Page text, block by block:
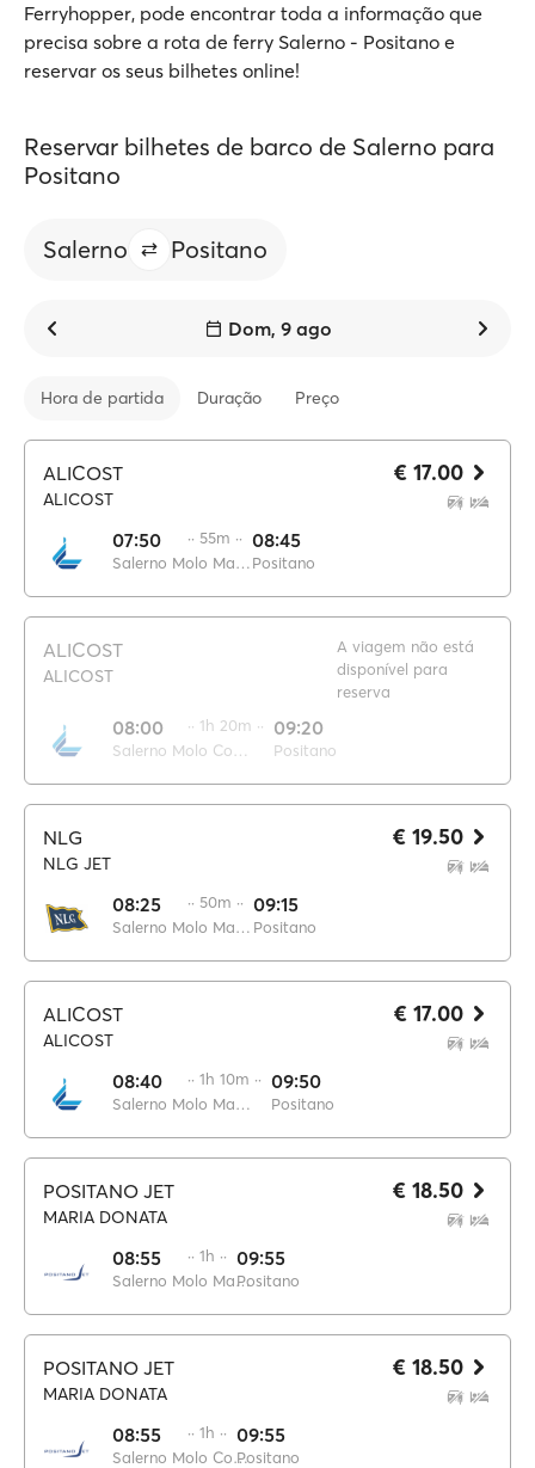
Ferryhopper, pode encontrar toda a informação que
precisa sobre a rota de ferry Salerno - Positano e
reservar os seus bilhetes online!
Reservar bilhetes de barco de Salerno para
Positano
Salerno Positano
Dom, 9 ago
Hora de partida Duração Preço
ALICOST
ALICOST
07:50
Salerno Molo Manfredi
·· 55m ·· 08:45
Positano
€ 17.00
ALICOST
ALICOST
08:00 ·· 1h 20m ·· 09:20
Positano
A viagem não está
disponível para
reserva
NLG
NLG JET
08:25
Salerno Molo Manfredi
·· 50m ·· 09:15
Positano
€ 19.50
ALICOST
ALICOST
08:40
Salerno Molo Manfredi
·· 1h 10m ·· 09:50
Positano
€ 17.00
POSITANO JET
MARIA DONATA
08:55
Salerno Molo Manfredi
·· 1h ·· 09:55
Positano
€ 18.50
POSITANO JET
MARIA DONATA
08:55
Salerno Molo Concordia
·· 1h ·· 09:55
Positano
€ 18.50